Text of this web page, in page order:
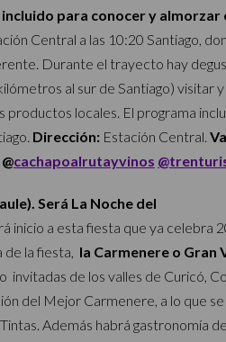
para conocer y almorzar
Central a las 10:20 Santiago,
Durante el trayecto hay
al sur de Santiago) visitar
locales. El programa
Dirección: Estación Central. V
cachapoalrutayvinos
Será La Noche del
inicio a esta fiesta que ya celebra
la fiesta, la Carmenere o Gran
de los valles de Curicó,
del Mejor Carmenere, a lo que
Además habrá gastronomía